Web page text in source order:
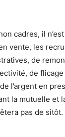
cadres, il
vente, les
de
de flicage
l’argent en
la mutuelle et
pas de